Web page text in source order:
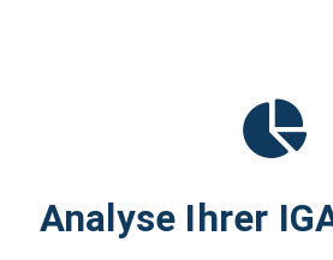
Analyse Ihrer